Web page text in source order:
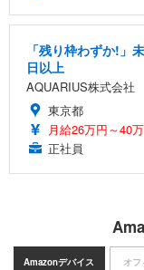
「残り枠わずか!」
日以上
AQUARIUS株式会社
東京都
月給26万円～40
正社員
Amazonデバイス オ